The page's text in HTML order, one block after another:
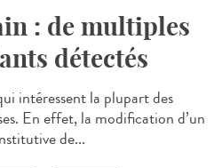
: de multiples
détectés
intéressent la plupart des
En effet, la modification d’un
de...